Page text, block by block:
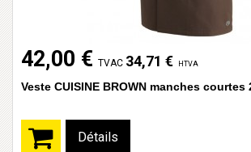
42,00 € TVAC 34,71 € HTVA
Veste CUISINE BROWN manches courtes
Détails